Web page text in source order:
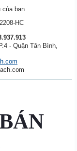
bạn.
HC
- Quận Tân Bình,